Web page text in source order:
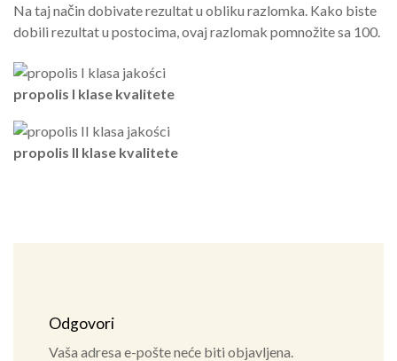
Na taj način dobivate rezultat u obliku razlomka. Kako biste
dobili rezultat u postocima, ovaj razlomak pomnožite sa 100.
propolis I klase kvalitete
propolis II klase kvalitete
Odgovori
Vaša adresa e-pošte neće biti objavljena.